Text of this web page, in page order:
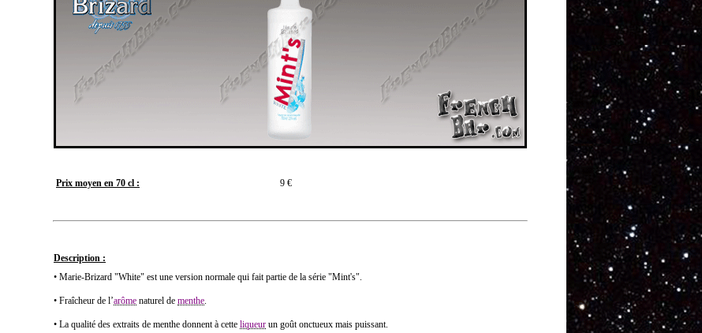
Prix moyen en 70 cl : 9 €
Description :
• Marie-Brizard "White" est une version normale qui fait partie de la série "Mint's".
• Fraîcheur de l’arôme naturel de menthe.
• La qualité des extraits de menthe donnent à cette liqueur un goût onctueux mais puissant.